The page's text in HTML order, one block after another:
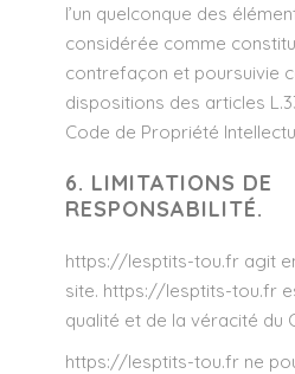
l’un quelconque des
considérée comme
contrefaçon et poursuivie
dispositions des articles
Code de Propriété
6. LIMITATIONS DE
RESPONSABILITÉ.
https://lesptits-tou.fr agit
site. https://lesptits-tou.fr
qualité et de la véracité du
https://lesptits-tou.fr ne